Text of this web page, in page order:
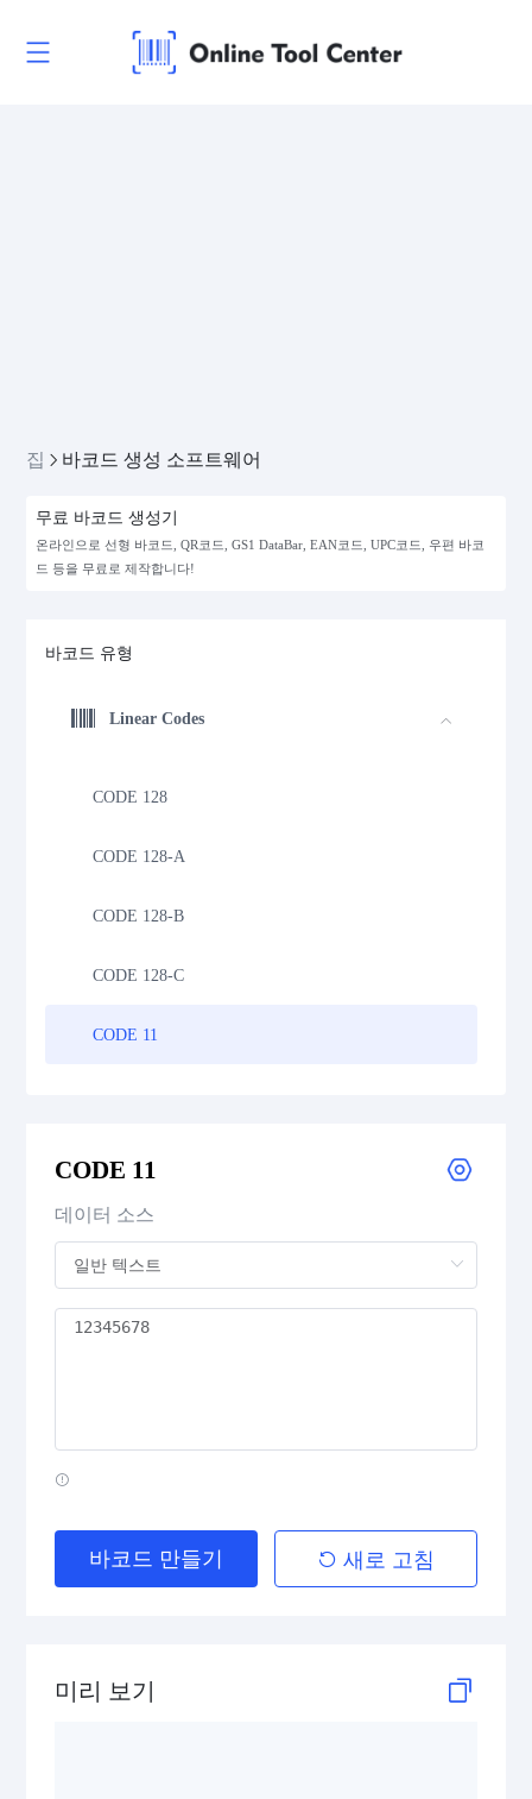
집 바코드 생성 소프트웨어
무료 바코드 생성기
온라인으로 선형 바코드, QR코드, GS1 DataBar, EAN코드, UPC코드, 우편 바코
드 등을 무료로 제작합니다!
바코드 유형
Linear Codes
CODE 128
CODE 128-A
CODE 128-B
CODE 128-C
CODE 11
CODE 39 Mod 43
CODE 93
Codabar
Standard 2 of 5
Pharmacode
GS1-128 (UCC/EAN-128)
CODE 11
데이터 소스
바코드 만들기 새로 고침
미리 보기